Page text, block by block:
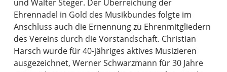
und Walter Steger. Der Überreichung der
Ehrennadel in Gold des Musikbundes folgte im
Anschluss auch die Ernennung zu Ehrenmitgliedern
des Vereins durch die Vorstandschaft. Christian
Harsch wurde für 40-jähriges aktives Musizieren
ausgezeichnet, Werner Schwarzmann für 30 Jahre